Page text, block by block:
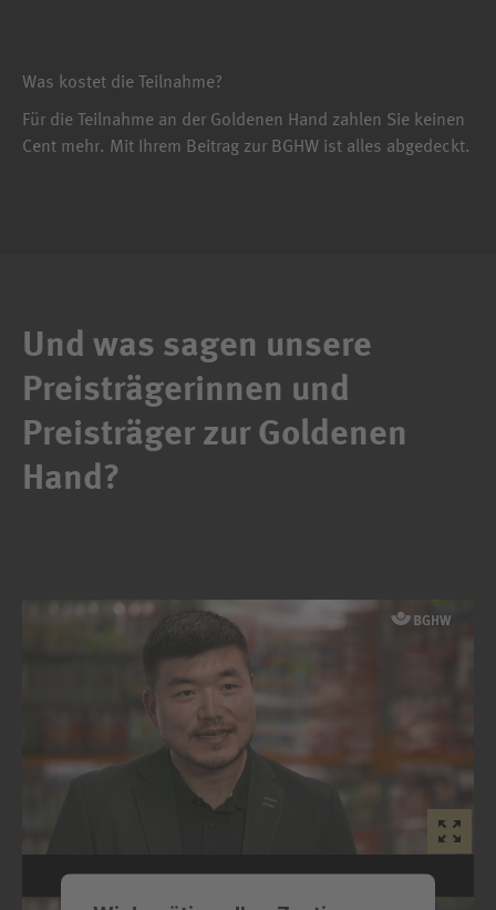
Was kostet die Teilnahme?
Für die Teilnahme an der Goldenen Hand zahlen Sie keinen
Cent mehr. Mit Ihrem Beitrag zur BGHW ist alles abgedeckt.
Und was sagen unsere
Preisträgerinnen und
Preisträger zur Goldenen
Hand?
Einfach bewerben auf der Online-Plattform